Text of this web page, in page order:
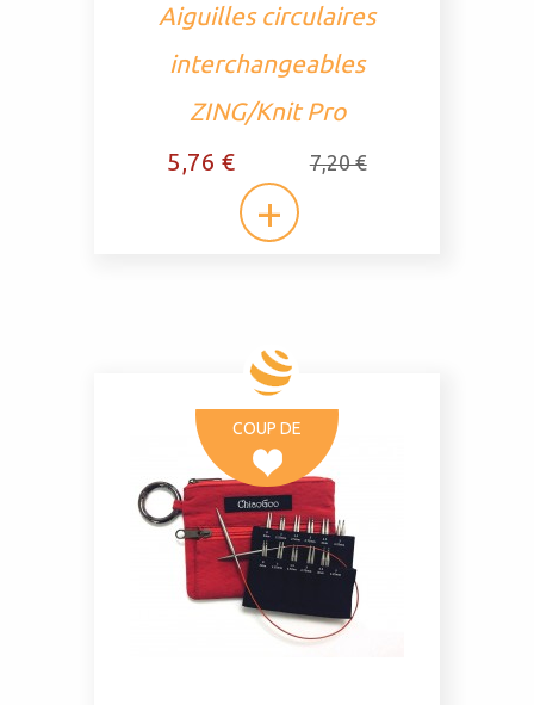
Aiguilles circulaires
interchangeables
ZING/Knit Pro
5,76 €
7,20 €
COUP DE